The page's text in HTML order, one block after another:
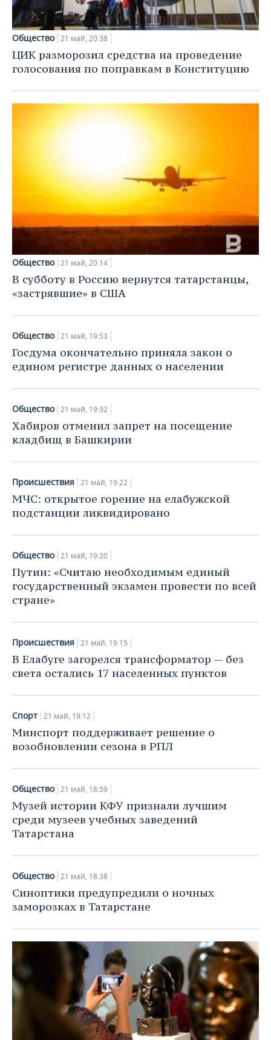
Общество 21 май, 20:38
ЦИК разморозил средства на проведение
голосования по поправкам в Конституцию
Общество 21 май, 20:14
В субботу в Россию вернутся татарстанцы,
«застрявшие» в США
Общество 21 май, 19:53
Госдума окончательно приняла закон о
едином регистре данных о населении
Общество 21 май, 19:32
Хабиров отменил запрет на посещение
кладбищ в Башкирии
Происшествия 21 май, 19:22
МЧС: открытое горение на елабужской
подстанции ликвидировано
Общество 21 май, 19:20
Путин: «Считаю необходимым единый
государственный экзамен провести по всей
стране»
Происшествия 21 май, 19:15
В Елабуге загорелся трансформатор — без
света остались 17 населенных пунктов
Спорт 21 май, 19:12
Минспорт поддерживает решение о
возобновлении сезона в РПЛ
Общество 21 май, 18:59
Музей истории КФУ признали лучшим
среди музеев учебных заведений
Татарстана
Общество 21 май, 18:38
Синоптики предупредили о ночных
заморозках в Татарстане